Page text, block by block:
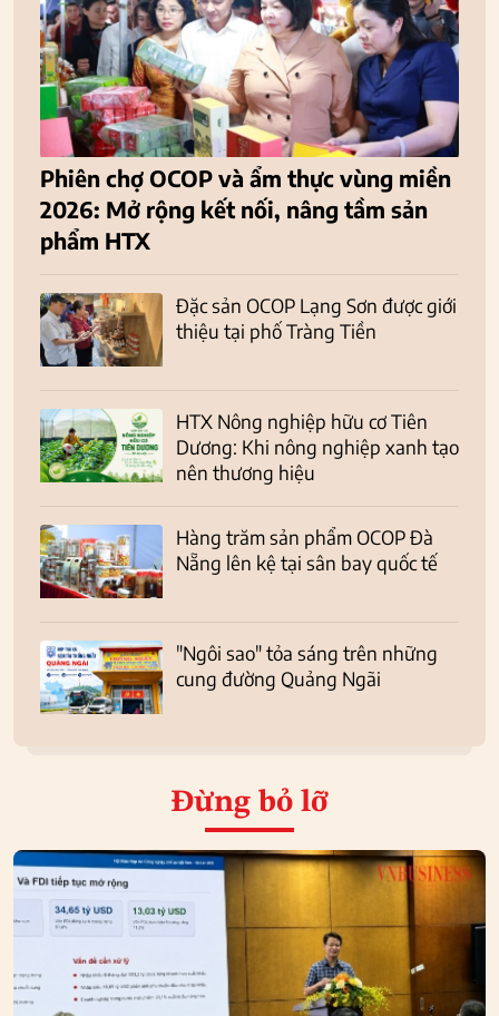
Phiên chợ OCOP và ẩm thực vùng miền
2026: Mở rộng kết nối, nâng tầm sản
phẩm HTX
Đặc sản OCOP Lạng Sơn được giới
thiệu tại phố Tràng Tiền
HTX Nông nghiệp hữu cơ Tiên
Dương: Khi nông nghiệp xanh tạo
nên thương hiệu
Hàng trăm sản phẩm OCOP Đà
Nẵng lên kệ tại sân bay quốc tế
"Ngôi sao" tỏa sáng trên những
cung đường Quảng Ngãi
Đừng bỏ lỡ